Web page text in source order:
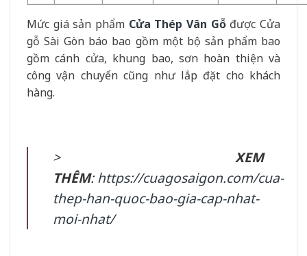
Mức giá sản phẩm Cửa Thép Vân Gỗđược Cửa
gỗ Sài Gòn báo bao gồm một bộ sản phẩm bao
gồm cánh cửa, khung bao, sơn hoàn thiện và
công vận chuyển cũng như lắp đặt cho khách
hàng.
> XEM
THÊM:https://cuagosaigon.com/cua-
thep-han-quoc-bao-gia-cap-nhat-
moi-nhat/